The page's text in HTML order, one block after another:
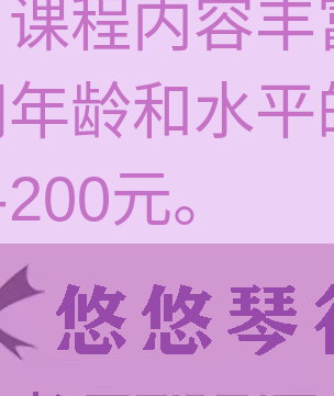
程内容
龄和水
元。